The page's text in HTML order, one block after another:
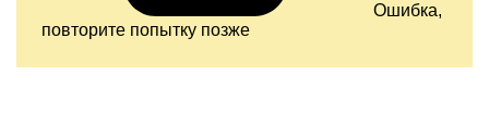
Ошибка,
повторите попытку позже